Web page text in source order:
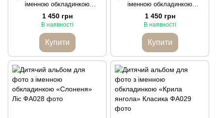
іменною обкладинкою
«Левеня» Ліс
1 450 грн
В наявності
Купити
іменною обкладинкою
«Балерина» Ліс
1 450 грн
В наявності
Купити